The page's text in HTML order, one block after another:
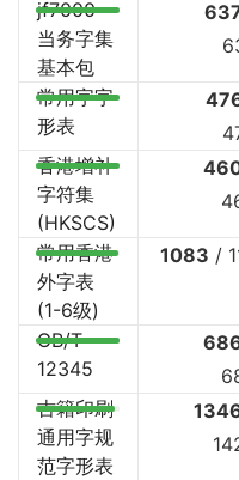
jf7000
当务字集
基本包
常用字字
形表
香港增补
字符集
(HKSCS)
常用香港
外字表
(1-6级)
1083 /
GB/T
12345
古籍印刷
通用字规
范字形表